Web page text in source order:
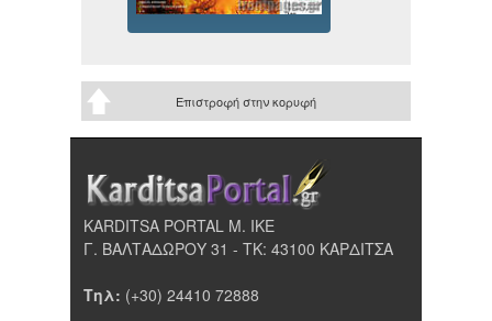
Επιστροφή στην κορυφή
KARDITSA PORTAL Μ. ΙΚΕ
Γ. ΒΑΛΤΑΔΩΡΟΥ 31 - ΤΚ: 43100 ΚΑΡΔΙΤΣΑ
Τηλ: (+30) 24410 72888